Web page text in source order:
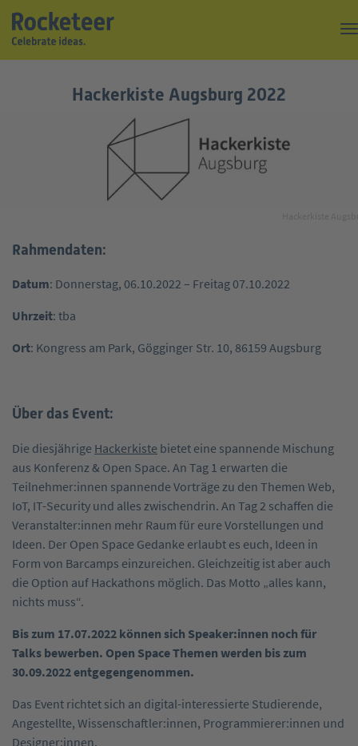
Top of the Rock
Über uns
Kontakt
Hackerkiste Augsburg 2022
Rahmendaten:
Datum: Donnerstag, 06.10.2022 – Freitag 07.10.2022
Uhrzeit: tba
Ort: Kongress am Park, Gögginger Str. 10, 86159 Augsburg
Über das Event:
Die diesjährige Hackerkiste bietet eine spannende Mischung
aus Konferenz & Open Space. An Tag 1 erwarten die
Teilnehmer:innen spannende Vorträge zu den Themen Web,
IoT, IT-Security und alles zwischendrin. An Tag 2 schaffen die
Veranstalter:innen mehr Raum für eure Vorstellungen und
Ideen. Der Open Space Gedanke erlaubt es euch, Ideen in
Form von Barcamps einzureichen. Gleichzeitig ist aber auch
die Option auf Hackathons möglich. Das Motto „alles kann,
nichts muss“.
Bis zum 17.07.2022 können sich Speaker:innen noch für
Talks bewerben. Open Space Themen werden bis zum
30.09.2022 entgegengenommen.
Das Event richtet sich an digital-interessierte Studierende,
Angestellte, Wissenschaftler:innen, Programmierer:innen und
Designer:innen.